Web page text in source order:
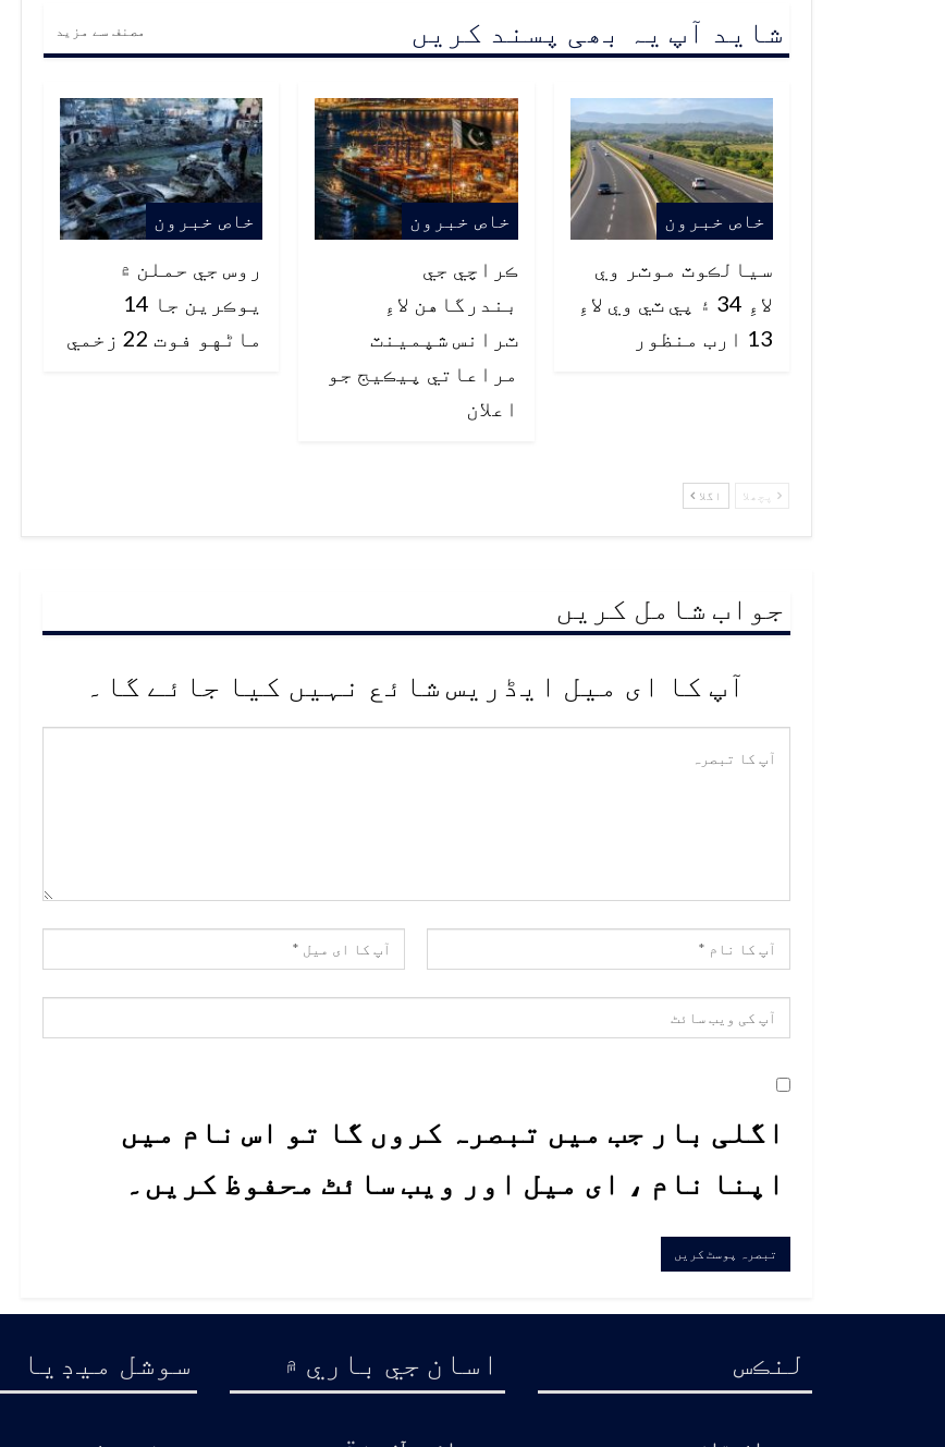
شاید آپ یہ بھی پسند کریں مصنف سے مزید
خاص خبرون
سيالڪوٽ موٽر وي
لاءِ 34 ۽ پي ٽي وي لاءِ
13 ارب منظور
خاص خبرون
ڪراچي جي
بندرگاهن لاءِ
ٽرانس شپمينٽ
مراعاتي پيڪيج جو
اعلان
خاص خبرون
روس جي حملن ۾
يوڪرين جا 14
ماڻهو فوت 22 زخمي
پچھلا اگلا
جواب شامل کریں
آپ کا ای میل ایڈریس شائع نہیں کیا جائے گا۔
اگلی بار جب میں تبصرہ کروں گا تو اس نام میں
اپنا نام ، ای میل اور ویب سائٹ محفوظ کریں۔
لنڪس اسان جي باري ۾ سوشل ميڊيا